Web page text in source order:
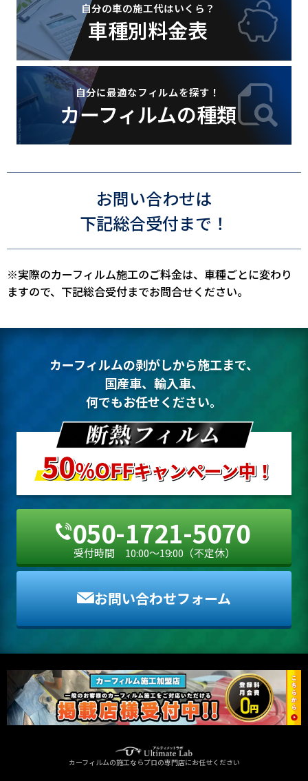
自分の車の施工代はいくら？
車種別料金表
自分に最適なフィルムを探す！
カーフィルムの種類
お問い合わせは
下記総合受付まで！
※実際のカーフィルム施工のご料金は、車種ごとに変わり
ますので、下記総合受付までお問合せください。
カーフィルムの剥がしから施工まで、
国産車、輸入車、
何でもお任せください。
050-1721-5070
受付時間 10:00〜19:00（不定休）
お問い合わせフォーム
カーフィルムの施工ならプロの専門店にお任せください